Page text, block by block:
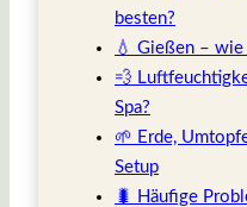
besten?
💧 Gießen –
💨
Spa?
🌱 Erde,
Setup
🐛 Häufige